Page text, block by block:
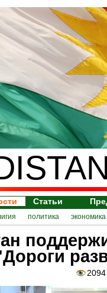
Статьи
политика экономика
2094